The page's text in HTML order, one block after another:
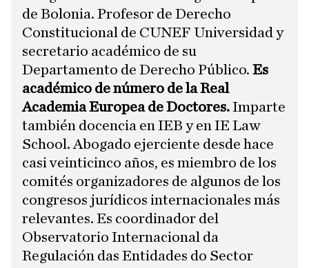
de Bolonia. Profesor de Derecho
Constitucional de CUNEF Universidad y
secretario académico de su
Departamento de Derecho Público. Es
académico de número de la Real
Academia Europea de Doctores.Imparte
también docencia en IEB y en IE Law
School. Abogado ejerciente desde hace
casi veinticinco años, es miembro de los
comités organizadores de algunos de los
congresos jurídicos internacionales más
relevantes. Es coordinador del
Observatorio Internacional da
Regulación das Entidades do Sector